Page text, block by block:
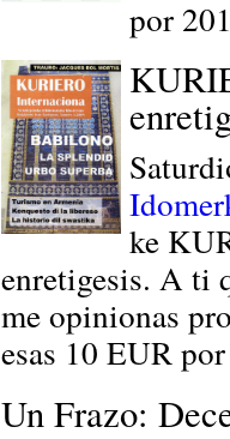
por
ke
enretigesis. A ti
me opinionas
esas 10 EUR
Un Frazo: